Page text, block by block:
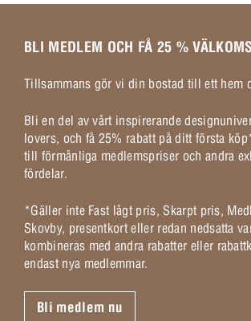
BLI MEDLEM OCH FÅ 25 %
Tillsammans gör vi din bostad till ett hem
Bli en del av vårt inspirerande
lovers, och få 25% rabatt på ditt första
till förmånliga medlemspriser och andra
fördelar.
*Gäller inte Fast lågt pris, Skarpt pris,
Skovby, presentkort eller redan nedsatta
kombineras med andra rabatter eller
endast nya medlemmar.
Bli medlem nu